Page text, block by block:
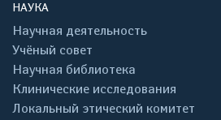
НАУКА
Научная деятельность
Учёный совет
Научная библиотека
Клинические исследования
Локальный этический комитет